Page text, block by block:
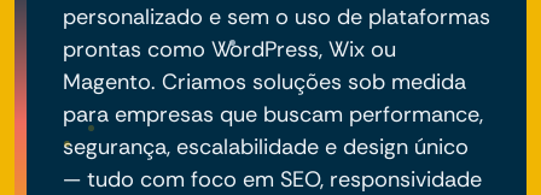
personalizado e sem o uso de plataformas
prontas como WordPress, Wix ou
Magento. Criamos soluções sob medida
para empresas que buscam performance,
segurança, escalabilidade e design único
— tudo com foco em SEO, responsividade